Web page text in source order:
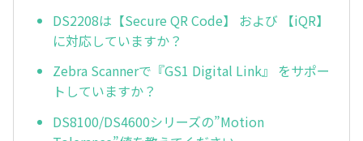
DS2208は【Secure QR Code】 および 【iQR】
に対応していますか？
Zebra Scannerで『GS1 Digital Link』 をサポー
トしていますか？
DS8100/DS4600シリーズの”Motion